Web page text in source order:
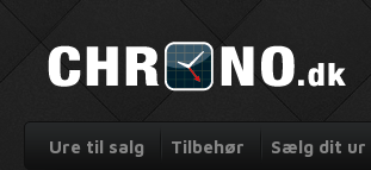
Ure til salg Tilbehør Sælg dit ur